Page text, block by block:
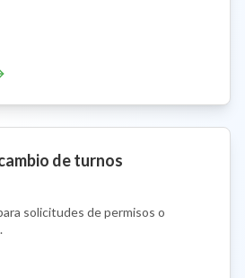
de turnos
solicitudes de permisos o